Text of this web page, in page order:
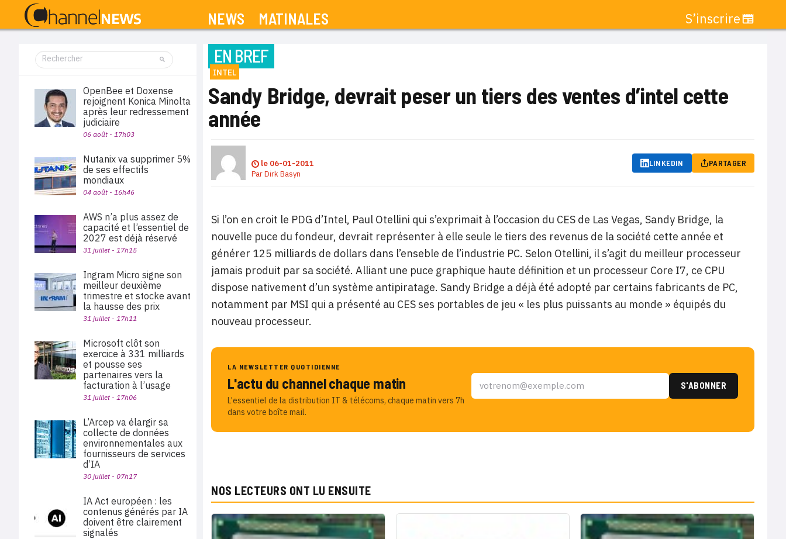
NEWS MATINALES S’inscrire
EN BREF
INTEL
Sandy Bridge, devrait peser un tiers des ventes d’intel cette
année
le 06-01-2011
ParDirk Basyn
LINKEDIN PARTAGER
Si l’on en croit le PDG d’Intel, Paul Otellini qui s’exprimait à l’occasion du CES de Las Vegas, Sandy Bridge, la
nouvelle puce du fondeur, devrait représenter à elle seule le tiers des revenus de la société cette année et
générer 125 milliards de dollars dans l’enseble de l’industrie PC. Selon Otellini, il s’agit du meilleur processeur
jamais produit par sa société. Alliant une puce graphique haute définition et un processeur Core I7, ce CPU
dispose nativement d’un système antipiratage. Sandy Bridge a déjà été adopté par certains fabricants de PC,
notamment par MSI qui a présenté au CES ses portables de jeu « les plus puissants au monde » équipés du
nouveau processeur.
LA NEWSLETTER QUOTIDIENNE
L'actu du channel chaque matin
L'essentiel de la distribution IT & télécoms, chaque matin vers 7h
dans votre boîte mail.
NOS LECTEURS ONT LU ENSUITE
OpenBee et Doxense
rejoignent Konica Minolta
après leur redressement
judiciaire
06 août - 17h03
Nutanix va supprimer 5%
de ses effectifs
mondiaux
04 août - 16h46
AWS n’a plus assez de
capacité et l’essentiel de
2027 est déjà réservé
31 juillet - 17h15
Ingram Micro signe son
meilleur deuxième
trimestre et stocke avant
la hausse des prix
31 juillet - 17h11
Microsoft clôt son
exercice à 331 milliards
et pousse ses
partenaires vers la
facturation à l’usage
31 juillet - 17h06
L’Arcep va élargir sa
collecte de données
environnementales aux
fournisseurs de services
d’IA
30 juillet - 07h17
IA Act européen : les
contenus générés par IA
doivent être clairement
signalés